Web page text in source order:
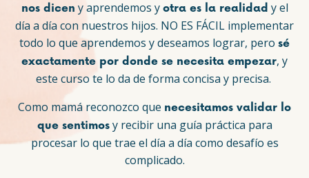
nos dicen y aprendemos y otra es la realidad y el
día a día con nuestros hijos. NO ES FÁCIL implementar
todo lo que aprendemos y deseamos lograr, pero sé
exactamente por donde se necesita empezar, y
este curso te lo da de forma concisa y precisa.
Como mamá reconozco que necesitamos validar lo
que sentimosy recibir una guía práctica para
procesar lo que trae el día a día como desafío es
complicado.